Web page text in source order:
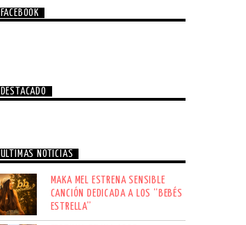
FACEBOOK
DESTACADO
ÚLTIMAS NOTICIAS
MAKA MEL ESTRENA SENSIBLE
CANCIÓN DEDICADA A LOS “BEBÉS
ESTRELLA”